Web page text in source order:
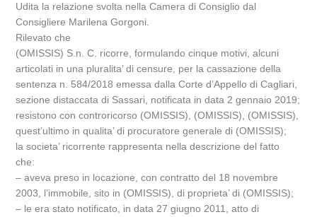
Udita la relazione svolta nella Camera di Consiglio dal
Consigliere Marilena Gorgoni.
Rilevato che
(OMISSIS) S.n. C. ricorre, formulando cinque motivi, alcuni
articolati in una pluralita’ di censure, per la cassazione della
sentenza n. 584/2018 emessa dalla Corte d’Appello di Cagliari,
sezione distaccata di Sassari, notificata in data 2 gennaio 2019;
resistono con controricorso (OMISSIS), (OMISSIS), (OMISSIS),
quest’ultimo in qualita’ di procuratore generale di (OMISSIS);
la societa’ ricorrente rappresenta nella descrizione del fatto
che:
– aveva preso in locazione, con contratto del 18 novembre
2003, l’immobile, sito in (OMISSIS), di proprieta’ di (OMISSIS);
– le era stato notificato, in data 27 giugno 2011, atto di